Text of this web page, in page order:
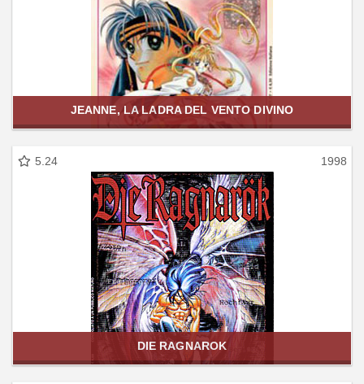
JEANNE, LA LADRA DEL VENTO DIVINO
5.24 1998
DIE RAGNAROK